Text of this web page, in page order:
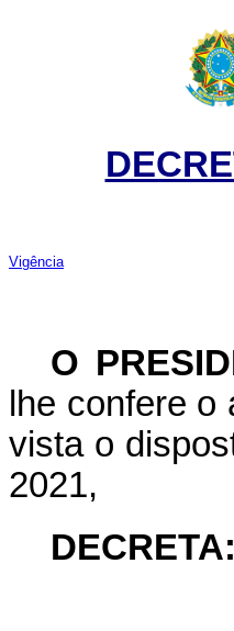
Vigência
O
lhe confere o
vista o
2021,
DECRETA: